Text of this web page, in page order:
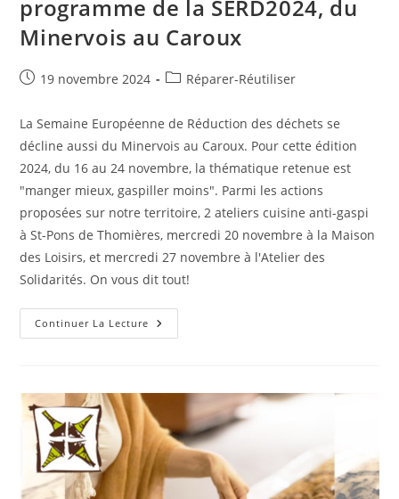
programme de la SERD2024, du
Minervois au Caroux
Publication
19 novembre 2024
PostRéparer-Réutiliser
La Semaine Européenne de Réduction des déchets se
décline aussi du Minervois au Caroux. Pour cette édition
2024, du 16 au 24 novembre, la thématique retenue est
"manger mieux, gaspiller moins". Parmi les actions
proposées sur notre territoire, 2 ateliers cuisine anti-gaspi
à St-Pons de Thomières, mercredi 20 novembre à la Maison
des Loisirs, et mercredi 27 novembre à l'Atelier des
Solidarités. On vous dit tout!
Continuer La Lecture R
Comme
De
La
SERD2024,
Du
Minervois
Au
Caroux